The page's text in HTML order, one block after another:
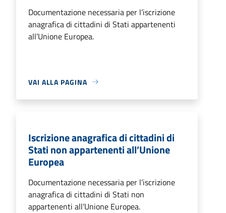
Documentazione necessaria per l’iscrizione
anagrafica di cittadini di Stati appartenenti
all’Unione Europea.
VAI ALLA PAGINA
Iscrizione anagrafica di cittadini di
Stati non appartenenti all’Unione
Europea
Documentazione necessaria per l’iscrizione
anagrafica di cittadini di Stati non
appartenenti all’Unione Europea.